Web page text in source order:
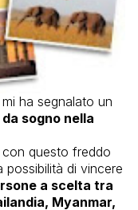
ha segnalato un
sogno nella
questo freddo
di vincere
a scelta tra
Myanmar,